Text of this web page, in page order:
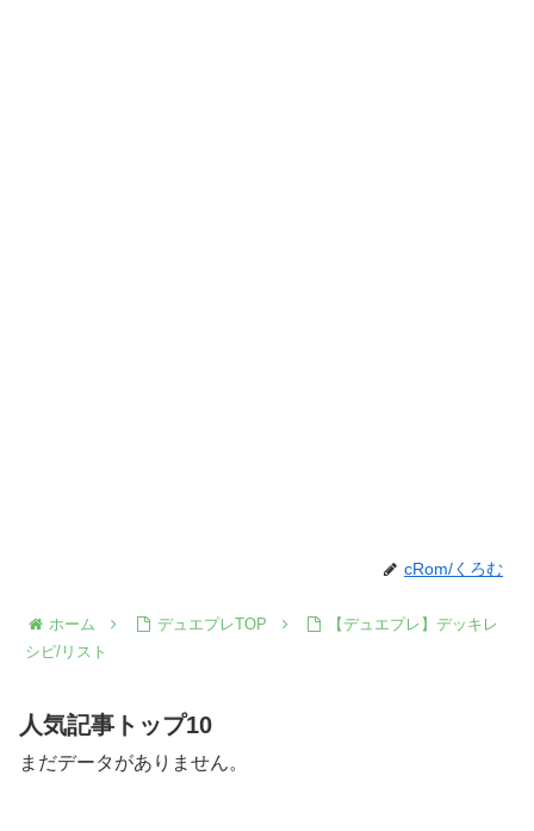
cRom/くろむ
ホーム デュエプレTOP
【デュエプレ】デッキレ
シピ/リスト
人気記事トップ10
まだデータがありません。